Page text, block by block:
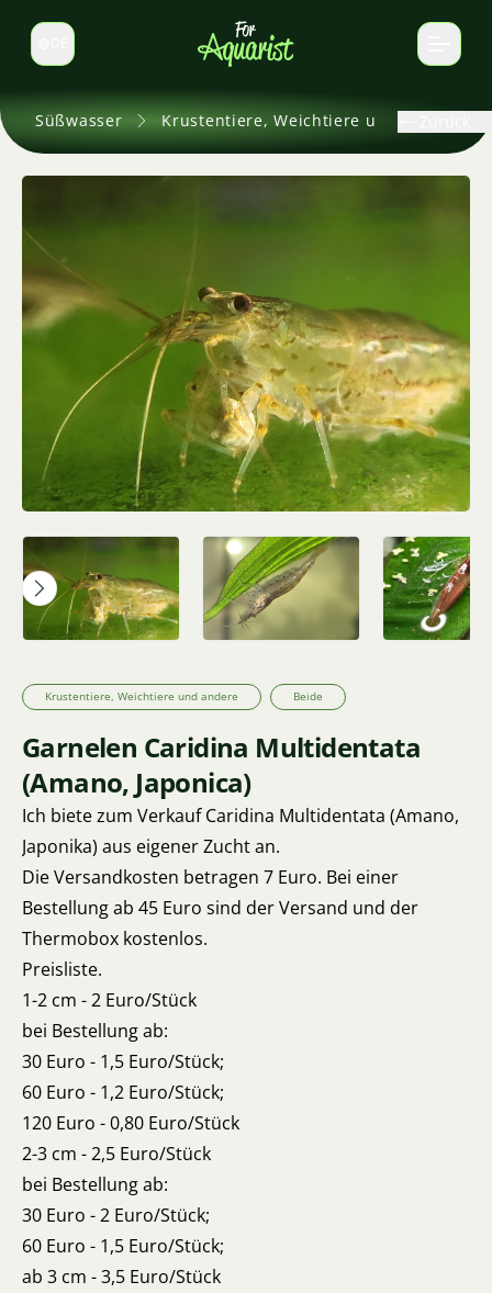
Sprache wechseln
Süßwasser Krustentiere, Weichtiere und andere
Krustentiere, Weichtiere und andere Beide
Garnelen Caridina Multidentata
(Amano, Japonica)
Ich biete zum Verkauf Caridina Multidentata (Amano,
Japonika) aus eigener Zucht an.
Die Versandkosten betragen 7 Euro. Bei einer
Bestellung ab 45 Euro sind der Versand und der
Thermobox kostenlos.
Preisliste.
1-2 cm - 2 Euro/Stück
bei Bestellung ab:
30 Euro - 1,5 Euro/Stück;
60 Euro - 1,2 Euro/Stück;
120 Euro - 0,80 Euro/Stück
2-3 cm - 2,5 Euro/Stück
bei Bestellung ab:
30 Euro - 2 Euro/Stück;
60 Euro - 1,5 Euro/Stück;
ab 3 cm - 3,5 Euro/Stück